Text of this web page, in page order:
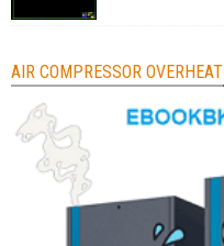
AIR COMPRESSOR OVERHEAT